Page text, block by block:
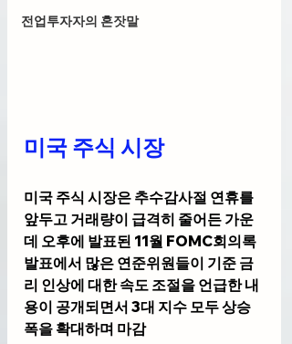
전업투자자의 혼잣말
미국 주식 시장
미국 주식 시장은 추수감사절 연휴를
앞두고 거래량이 급격히 줄어든 가운
데 오후에 발표된 11월 FOMC회의록
발표에서 많은 연준위원들이 기준 금
리 인상에 대한 속도 조절을 언급한 내
용이 공개되면서 3대 지수 모두 상승
폭을 확대하며 마감